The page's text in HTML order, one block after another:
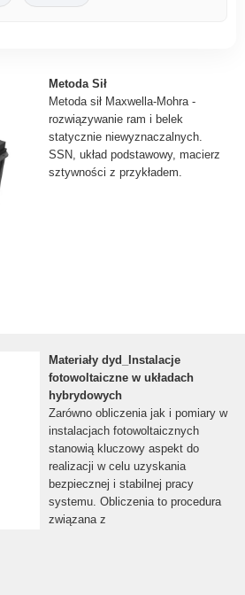
Metoda Sił
Metoda sił Maxwella-Mohra -
rozwiązywanie ram i belek
statycznie niewyznaczalnych.
SSN, układ podstawowy, macierz
sztywności z przykładem.
Materiały dyd_Instalacje
fotowoltaiczne w układach
hybrydowych
Zarówno obliczenia jak i pomiary w
instalacjach fotowoltaicznych
stanowią kluczowy aspekt do
realizacji w celu uzyskania
bezpiecznej i stabilnej pracy
systemu. Obliczenia to procedura
związana z